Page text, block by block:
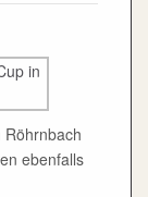
ebenfalls